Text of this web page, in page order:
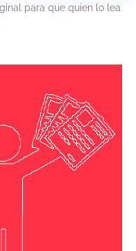
para que quien lo lea